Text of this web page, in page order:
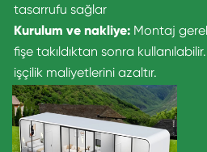
tasarrufu sağlar
Kurulum ve nakliye: Montaj
fişe takıldıktan sonra
işçilik maliyetlerini azaltır.